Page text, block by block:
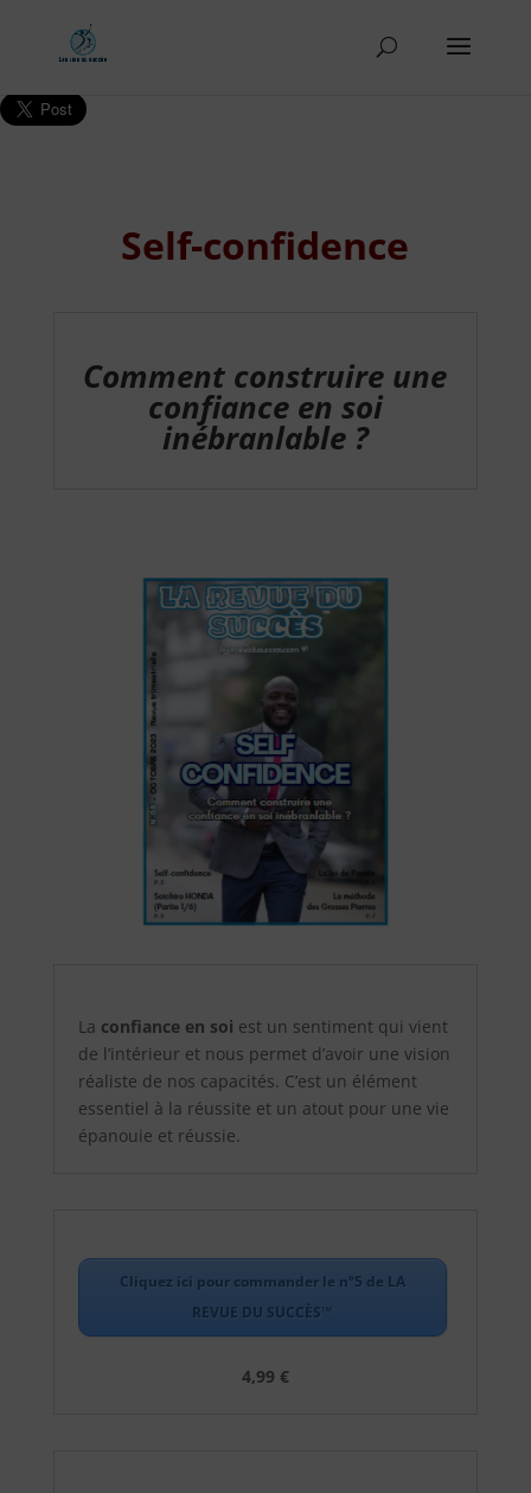
Self-confidence
Comment construire une
confiance en soi
inébranlable ?
La confiance en soi est un sentiment qui vient
de l’intérieur et nous permet d’avoir une vision
réaliste de nos capacités. C’est un élément
essentiel à la réussite et un atout pour une vie
épanouie et réussie.
Cliquez ici pour commander le n°5 de LA
REVUE DU SUCCÈS™
4,99 €